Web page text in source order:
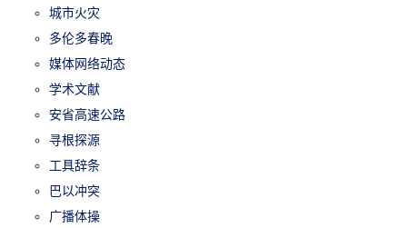
城市火灾
多伦多春晚
媒体网络动态
学术文献
安省高速公路
寻根探源
工具辞条
巴以冲突
广播体操